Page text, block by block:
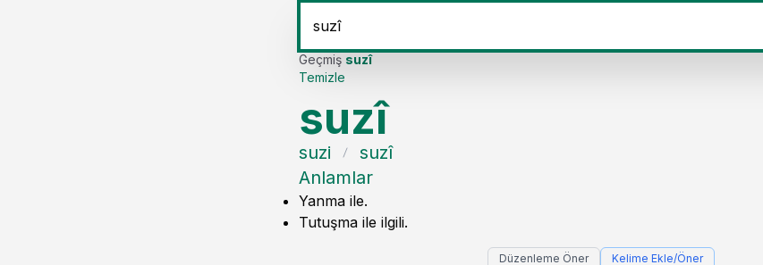
Geçmiş
Temizle
suzî
suzî
suzi
suzî
Anlamlar
Yanma ile.
Tutuşma ile ilgili.
Düzenleme Öner Kelime Ekle/Öner